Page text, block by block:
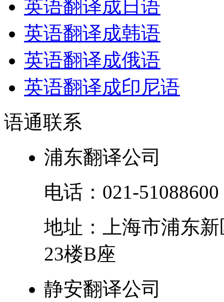
英语翻译成日语
英语翻译成韩语
英语翻译成俄语
英语翻译成印尼语
语通联系
浦东翻译公司
电话： 021-51088600
地址：
上海市浦东新
23楼B座
静安翻译公司